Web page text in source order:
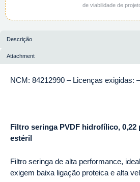
de viabilidade de
Descrição
Attachment
NCM: 84212990 – Licenças exigidas: –
Filtro seringa PVDF hidrofílico, 0,22
estéril
Filtro seringa de alta performance,
exigem baixa ligação proteica e alta